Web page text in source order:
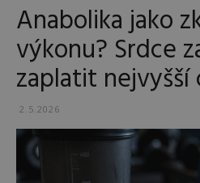
Anabolika jako
výkonu? Srdce
zaplatit nejvyšší
2.5.2026